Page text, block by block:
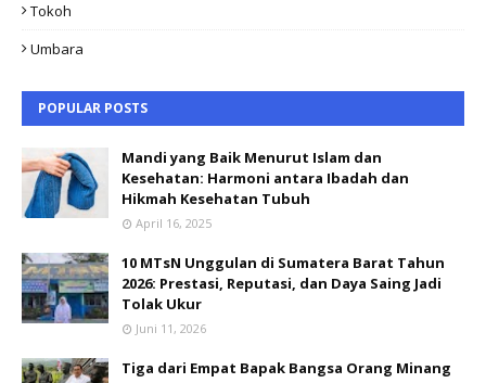
Tokoh
Umbara
POPULAR POSTS
Mandi yang Baik Menurut Islam dan
Kesehatan: Harmoni antara Ibadah dan
Hikmah Kesehatan Tubuh
April 16, 2025
10 MTsN Unggulan di Sumatera Barat Tahun
2026: Prestasi, Reputasi, dan Daya Saing Jadi
Tolak Ukur
Juni 11, 2026
Tiga dari Empat Bapak Bangsa Orang Minang